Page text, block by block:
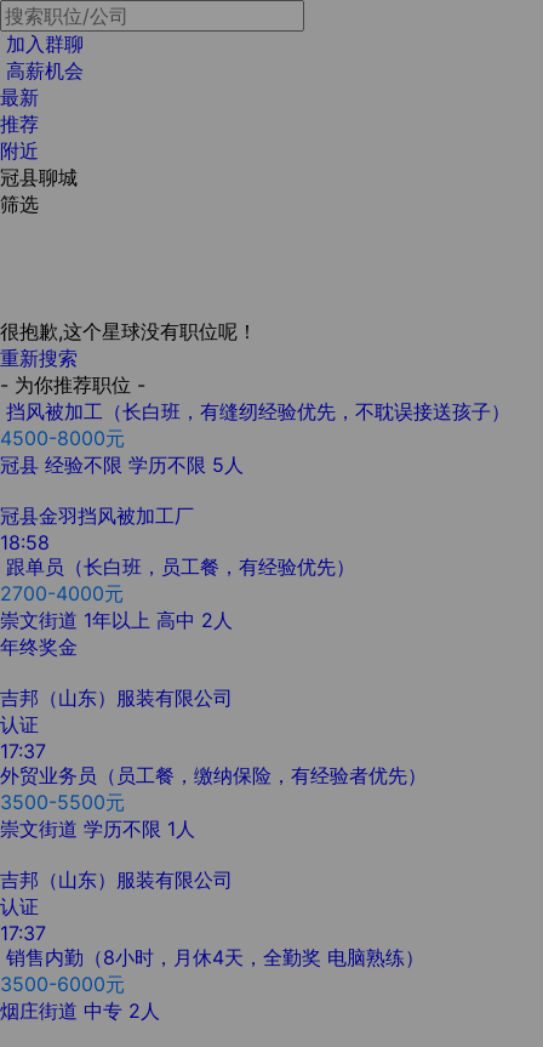
加入群聊
高薪机会
最新
推荐
附近
冠县聊城
筛选
很抱歉,这个星球没有职位呢！
重新搜索
- 为你推荐职位 -
挡风被加工（长白班，有缝纫经验优先，不耽误接送孩子）
4500-8000元
冠县 经验不限 学历不限 5人
冠县金羽挡风被加工厂
18:58
跟单员（长白班，员工餐，有经验优先）
2700-4000元
崇文街道 1年以上 高中 2人
年终奖金
吉邦（山东）服装有限公司
认证
17:37
外贸业务员（员工餐，缴纳保险，有经验者优先）
3500-5500元
崇文街道 学历不限 1人
吉邦（山东）服装有限公司
认证
17:37
销售内勤（8小时，月休4天，全勤奖 电脑熟练）
3500-6000元
烟庄街道 中专 2人